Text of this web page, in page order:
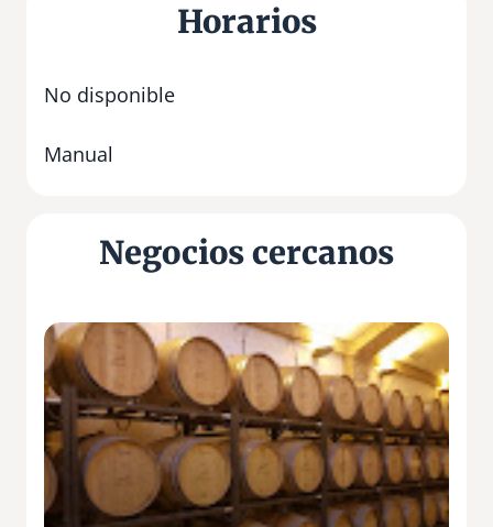
Horarios
No disponible
Manual
Negocios cercanos
H
u
e
r
t
a
e